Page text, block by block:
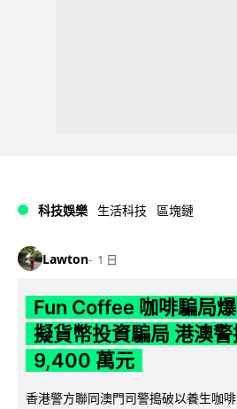
科技娛樂 生活科技 區塊鏈
Lawton 1 日
Fun Coffee 咖啡騙局
擬貨幣投資騙局 港澳
9,400 萬元
香港警方聯同澳門司警搗破以養生咖